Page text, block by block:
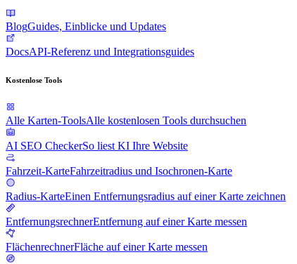
BlogGuides, Einblicke und Updates
DocsAPI-Referenz und Integrationsguides
Kostenlose Tools
Alle Karten-ToolsAlle kostenlosen Tools durchsuchen
AI SEO CheckerSo liest KI Ihre Website
Fahrzeit-KarteFahrzeitradius und Isochronen-Karte
Radius-KarteEinen Entfernungsradius auf einer Karte zeichnen
EntfernungsrechnerEntfernung auf einer Karte messen
FlächenrechnerFläche auf einer Karte messen